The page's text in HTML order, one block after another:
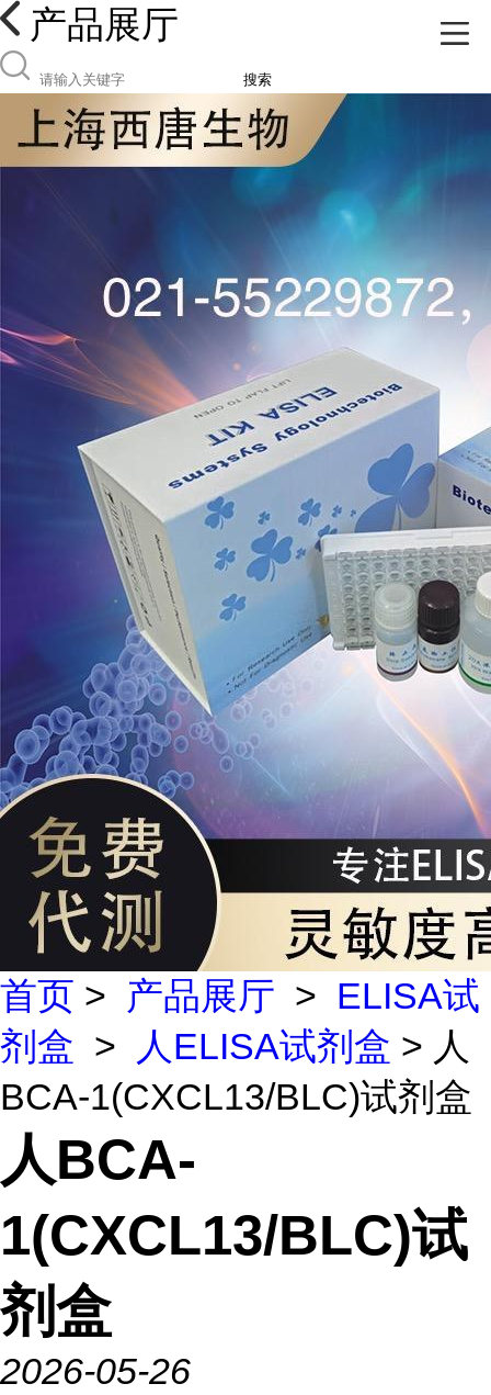
产品展厅
搜索
首页 > 产品展厅 > ELISA试
剂盒 > 人ELISA试剂盒 > 人
BCA-1(CXCL13/BLC)试剂盒
人BCA-
1(CXCL13/BLC)试
剂盒
2026-05-26